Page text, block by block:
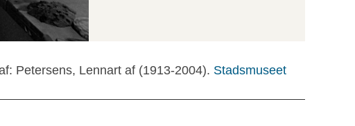
Petersens, Lennart af (1913-2004). Stadsmuseet